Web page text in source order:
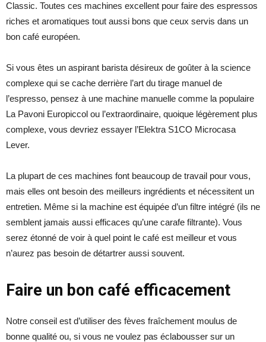
Classic. Toutes ces machines excellent pour faire des espressos
riches et aromatiques tout aussi bons que ceux servis dans un
bon café européen.
Si vous êtes un aspirant barista désireux de goûter à la science
complexe qui se cache derrière l’art du tirage manuel de
l’espresso, pensez à une machine manuelle comme la populaire
La Pavoni Europiccol ou l’extraordinaire, quoique légèrement plus
complexe, vous devriez essayer l’Elektra S1CO Microcasa
Lever.
La plupart de ces machines font beaucoup de travail pour vous,
mais elles ont besoin des meilleurs ingrédients et nécessitent un
entretien. Même si la machine est équipée d’un filtre intégré (ils ne
semblent jamais aussi efficaces qu’une carafe filtrante). Vous
serez étonné de voir à quel point le café est meilleur et vous
n’aurez pas besoin de détartrer aussi souvent.
Faire un bon café efficacement
Notre conseil est d’utiliser des fèves fraîchement moulus de
bonne qualité ou, si vous ne voulez pas éclabousser sur un